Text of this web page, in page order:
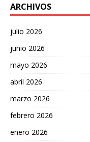
ARCHIVOS
julio 2026
junio 2026
mayo 2026
abril 2026
marzo 2026
febrero 2026
enero 2026